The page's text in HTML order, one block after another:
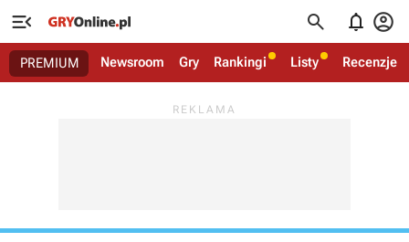
   
PREMIUM Newsroom Gry Rankingi Listy Recenzje